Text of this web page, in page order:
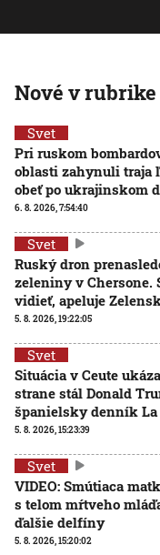
Nové v rubrike
Svet
Pri ruskom
oblasti zahynuli traja
obeť po ukrajinskom
6. 8. 2026, 7:54:40
Svet
Ruský dron
zeleniny v Chersone.
vidieť, apeluje
5. 8. 2026, 19:22:05
Svet
Situácia v Ceute
strane stál Donald
španielsky denník La
5. 8. 2026, 15:23:39
Svet
VIDEO: Smútiaca
s telom mŕtveho
ďalšie delfíny
5. 8. 2026, 15:20:02